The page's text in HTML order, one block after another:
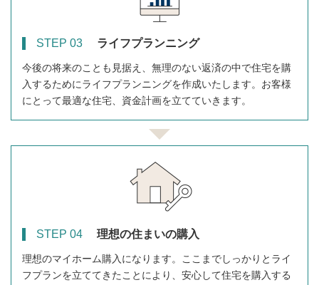
STEP 03 ライフプランニング
今後の将来のことも見据え、無理のない返済の中で住宅を購
入するためにライフプランニングを作成いたします。お客様
にとって最適な住宅、資金計画を立てていきます。
STEP 04 理想の住まいの購入
理想のマイホーム購入になります。ここまでしっかりとライ
フプランを立ててきたことにより、安心して住宅を購入する